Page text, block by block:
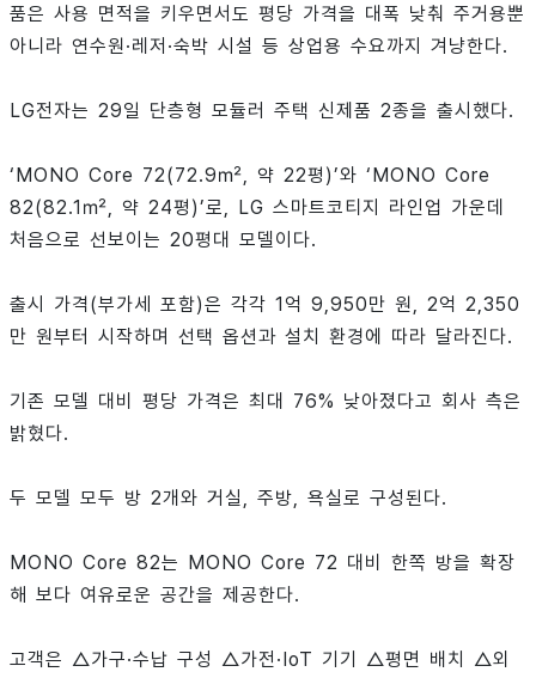
품은 사용 면적을 키우면서도 평당 가격을 대폭 낮춰 주거용뿐
아니라 연수원·레저·숙박 시설 등 상업용 수요까지 겨냥한다.
LG전자는 29일 단층형 모듈러 주택 신제품 2종을 출시했다.
‘MONO Core 72(72.9㎡, 약 22평)’와 ‘MONO Core
82(82.1㎡, 약 24평)’로, LG 스마트코티지 라인업 가운데
처음으로 선보이는 20평대 모델이다.
출시 가격(부가세 포함)은 각각 1억 9,950만 원, 2억 2,350
만 원부터 시작하며 선택 옵션과 설치 환경에 따라 달라진다.
기존 모델 대비 평당 가격은 최대 76% 낮아졌다고 회사 측은
밝혔다.
두 모델 모두 방 2개와 거실, 주방, 욕실로 구성된다.
MONO Core 82는 MONO Core 72 대비 한쪽 방을 확장
해 보다 여유로운 공간을 제공한다.
고객은 △가구·수납 구성 △가전·IoT 기기 △평면 배치 △외